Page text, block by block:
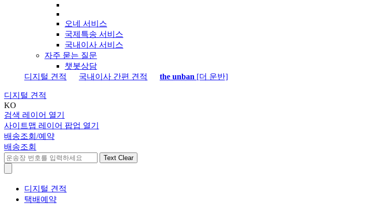
오네 서비스
국제특송 서비스
국내이사 서비스
자주 묻는 질문
챗봇상담
디지털 견적
국내이사 간편 견적 the unban [더 운반]
디지털 견적
KO
검색 레이어 열기
사이트맵 레이어 팝업 열기
배송조회/예약
배송조회
Text Clear
디지털 견적
택배예약